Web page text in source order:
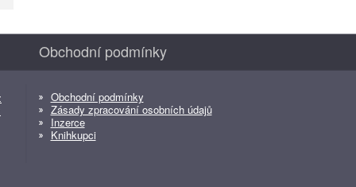
Obchodní podmínky
Obchodní podmínky
Zásady zpracování osobních údajů
Inzerce
Knihkupci